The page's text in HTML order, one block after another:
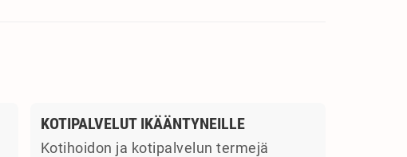
KOTIPALVELUT IKÄÄNTYNEILLE
Kotihoidon ja kotipalvelun termejä